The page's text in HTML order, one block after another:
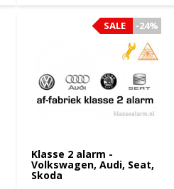
Klasse 2 alarm -
Volkswagen, Audi, Seat,
Skoda
-24%
SALE -24%
SALE